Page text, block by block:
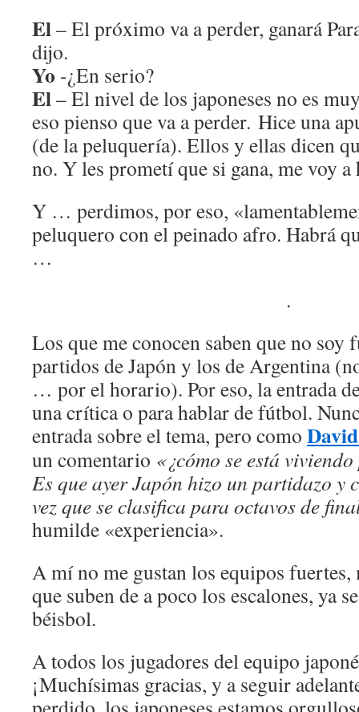
El– El próximo va a perder, ganará
dijo.
Yo -¿En serio?
El– El nivel de los japoneses no es
eso pienso que va a perder. Hice una
(de la peluquería). Ellos y ellas dicen
no. Y les prometí que si gana, me voy
Y … perdimos, por eso,
peluquero con el peinado afro. Habrá
…
.
Los que me conocen saben que no
partidos de Japón y los de Argentina
… por el horario). Por eso, la entrada
una crítica o para hablar de fútbol.
entrada sobre el tema, pero como
un comentario «¿cómo se está
Es que ayer Japón hizo un partidazo y
vez que se clasifica para octavos de
humilde «experiencia».
A mí no me gustan los equipos fuertes,
que suben de a poco los escalones, ya
béisbol.
A todos los jugadores del equipo
¡Muchísimas gracias, y a seguir